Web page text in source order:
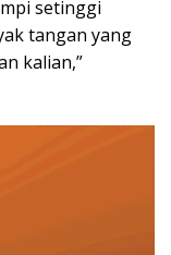
setinggi
tangan yang
kalian,”